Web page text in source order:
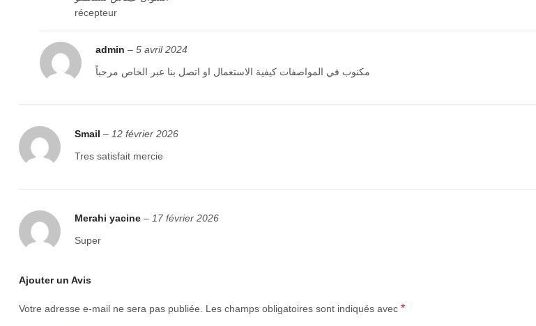
récepteur
admin – 5 avril 2024
مكنوب في المواصفات كيفية الاستعمال او اتصل بنا عبر الخاص مرحباً
Smail – 12 février 2026
Tres satisfait mercie
Merahi yacine – 17 février 2026
Super
Ajouter un Avis
Votre adresse e-mail ne sera pas publiée. Les champs obligatoires sont indiqués avec *